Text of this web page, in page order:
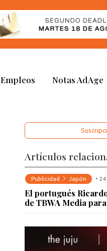
Empleos Notas AdAge
Artículos
Publicidad Japón •
El portugués
de TBWA Media